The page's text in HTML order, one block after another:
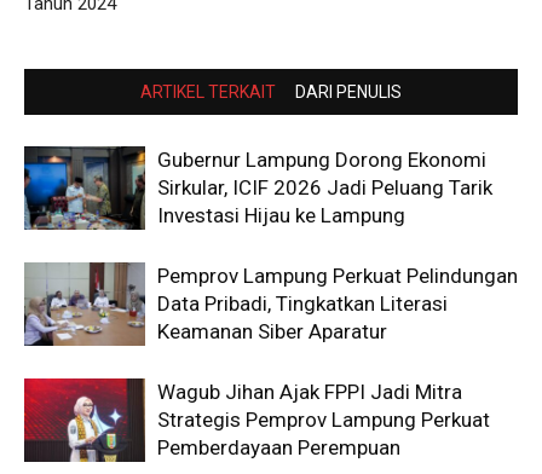
ARTIKEL TERKAIT DARI PENULIS
Gubernur Lampung Dorong Ekonomi
Sirkular, ICIF 2026 Jadi Peluang Tarik
Investasi Hijau ke Lampung
Pemprov Lampung Perkuat Pelindungan
Data Pribadi, Tingkatkan Literasi
Keamanan Siber Aparatur
Wagub Jihan Ajak FPPI Jadi Mitra
Strategis Pemprov Lampung Perkuat
Pemberdayaan Perempuan